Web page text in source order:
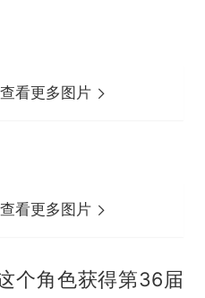
看更多图片
看更多图片
个角色获得第36届